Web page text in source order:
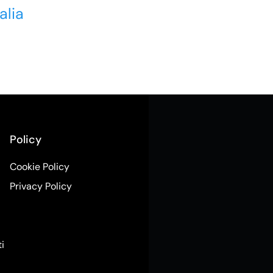
Policy
Cookie Policy
Privacy Policy